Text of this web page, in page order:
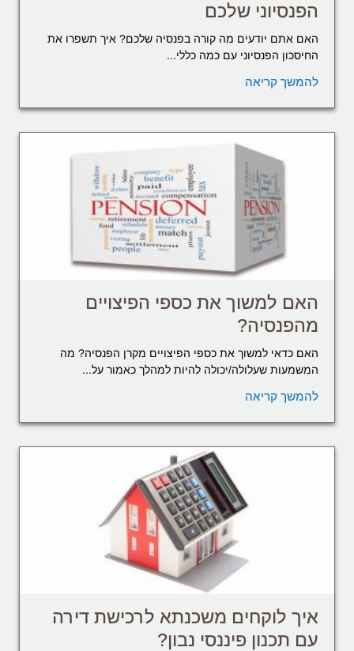
הפנסיוני שלכם
האם אתם יודעים מה קורה בפנסיה שלכם? איך תשפרו את
החיסכון הפנסיוני עם כמה כללי...
להמשך קריאה
האם למשוך את כספי הפיצויים
מהפנסיה?
האם כדאי למשוך את כספי הפיצויים מקרן הפנסיה? מה
המשמעות שעלולה/יכולה להיות למהלך כאמור על...
להמשך קריאה
איך לוקחים משכנתא לרכישת דירה
עם תכנון פיננסי נבון?